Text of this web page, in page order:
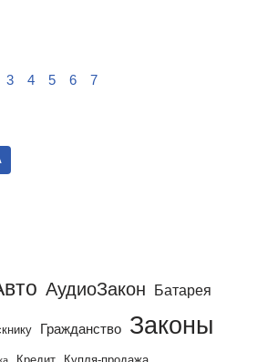
3 4 5 6 7
АудиоЗакон Батарея
Гражданство Законы